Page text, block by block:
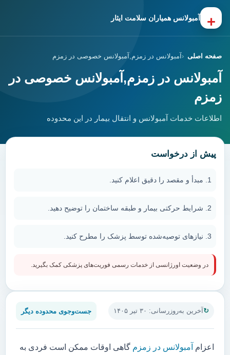
+ آمبولانس همیاران سلامت ایثار
صفحه اصلی آمبولانس در زمزم,آمبولانس خصوصی در زمزم
آمبولانس در زمزم,آمبولانس خصوصی در
زمزم
اطلاعات خدمات آمبولانس و انتقال بیمار در این محدوده
آخرین به‌روزرسانی: ۳۰ تیر ۱۴۰۵ جست‌وجوی محدوده دیگر
اعزام آمبولانس در زمزم گاهی اوقات ممکن است فردی به
پیش از درخواست
مبدأ و مقصد را دقیق اعلام کنید.
شرایط حرکتی بیمار و طبقه ساختمان را توضیح دهید.
نیازهای توصیه‌شده توسط پزشک را مطرح کنید.
در وضعیت اورژانسی از خدمات رسمی فوریت‌های پزشکی کمک بگیرید.